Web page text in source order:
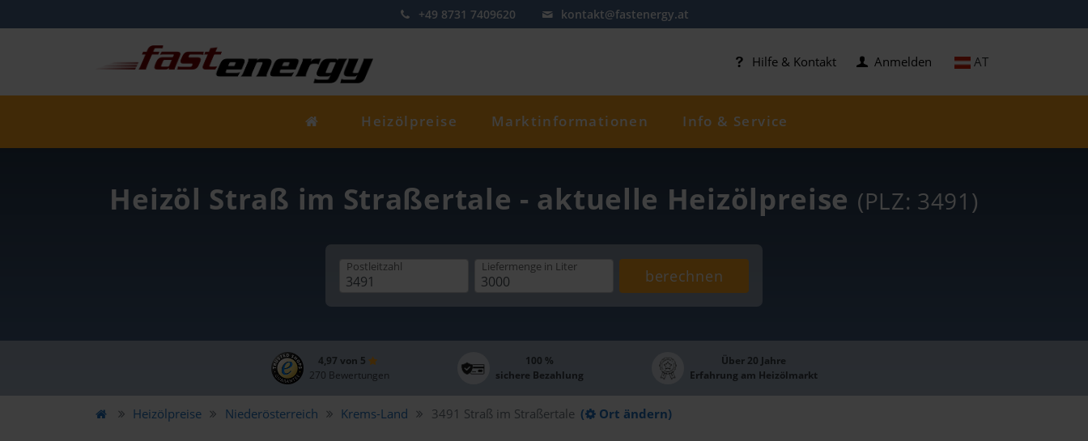
+49 8731 7409620 kontakt@fastenergy.at
AT
Hilfe & Kontakt Anmelden
Heizölpreise Marktinformationen Info & Service
Heizöl Straß im Straßertale - aktuelle Heizölpreise (PLZ: 3491)
Postleitzahl Liefermenge in Liter berechnen
4,97 von 5
270 Bewertungen
100 %
sichere Bezahlung
Über 20 Jahre
Erfahrung am Heizölmarkt
Heizölpreise Niederösterreich Krems-Land 3491 Straß im Straßertale ( Ort ändern)